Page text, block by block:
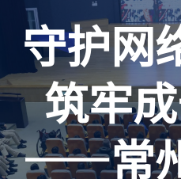
守护网
筑牢
——常